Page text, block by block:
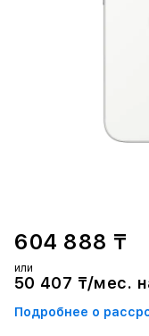
604 888 ₸
или
50 407 ₸/мес.
Подробнее о